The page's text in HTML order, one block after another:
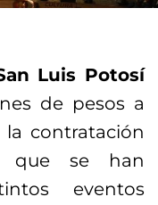
Luis Potosí
de pesos a
contratación
que se han
eventos